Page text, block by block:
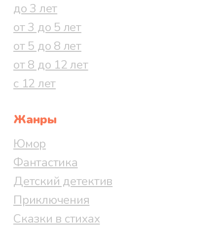
до 3 лет
от 3 до 5 лет
от 5 до 8 лет
от 8 до 12 лет
с 12 лет
Жанры
Юмор
Фантастика
Детский детектив
Приключения
Сказки в стихах